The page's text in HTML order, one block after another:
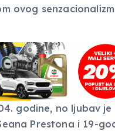
ovog
godine, no ljubav
Prestona i 19-